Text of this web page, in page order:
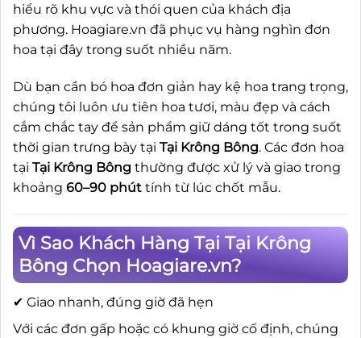
hiểu rõ khu vực và thói quen của khách địa
phương. Hoagiare.vn đã phục vụ hàng nghìn đơn
hoa tại đây trong suốt nhiều năm.
Dù bạn cần bó hoa đơn giản hay kệ hoa trang trọng,
chúng tôi luôn ưu tiên hoa tươi, màu đẹp và cách
cắm chắc tay để sản phẩm giữ dáng tốt trong suốt
thời gian trưng bày tại Tại Krông Bông. Các đơn hoa
tại Tại Krông Bông thường được xử lý và giao trong
khoảng 60–90 phút tính từ lúc chốt mẫu.
Vì Sao Khách Hàng Tại Tại Krông
Bông Chọn Hoagiare.vn?
✔ Giao nhanh, đúng giờ đã hẹn
Với các đơn gấp hoặc có khung giờ cố định, chúng